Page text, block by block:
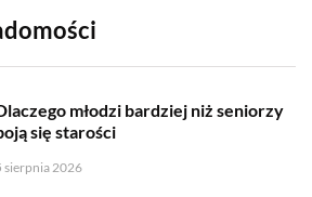
młodzi bardziej niż seniorzy
się starości
sierpnia 2026